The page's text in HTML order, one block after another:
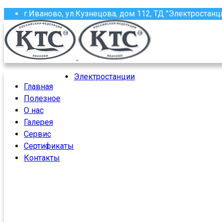
г.Иваново, ул.Кузнецова, дом 112, ТД
(4932) 58-13-87, 58-97-97, 58-97-96, 37-61-16
roscoma@mail.ru
Главная
Полезное
О нас
Галерея
Сервис
Сертификаты
Контакты
Электростанции